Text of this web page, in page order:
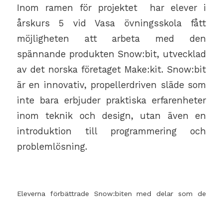
Inom ramen för projektet har elever i
årskurs 5 vid Vasa övningsskola fått
möjligheten att arbeta med den
spännande produkten Snow:bit, utvecklad
av det norska företaget Make:kit. Snow:bit
är en innovativ, propellerdriven släde som
inte bara erbjuder praktiska erfarenheter
inom teknik och design, utan även en
introduktion till programmering och
problemlösning.
Eleverna förbättrade Snow:biten med delar som de